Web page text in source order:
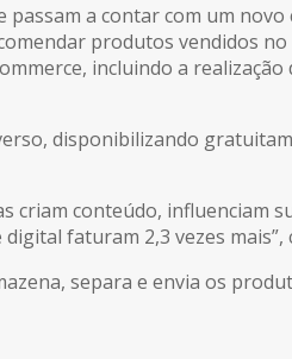
a contar com um novo
produtos vendidos
incluindo a realização
disponibilizando
criam conteúdo, influenciam
faturam 2,3 vezes mais”,
separa e envia os